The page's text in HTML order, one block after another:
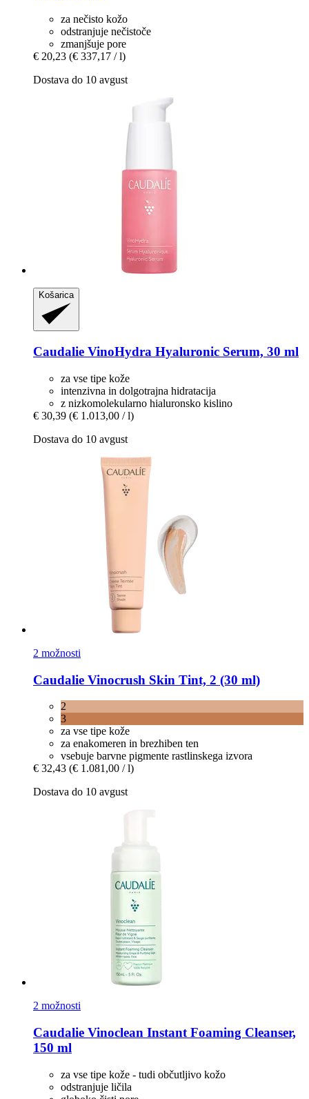
za nečisto kožo
odstranjuje nečistoče
zmanjšuje pore
€ 20,23 (€ 337,17 / l)
Dostava do 10 avgust
Košarica
Caudalie VinoHydra Hyaluronic Serum, 30 ml
za vse tipe kože
intenzivna in dolgotrajna hidratacija
z nizkomolekularno hialuronsko kislino
€ 30,39 (€ 1.013,00 / l)
Dostava do 10 avgust
2 možnosti
Caudalie Vinocrush Skin Tint, 2 (30 ml)
2
3
za vse tipe kože
za enakomeren in brezhiben ten
vsebuje barvne pigmente rastlinskega izvora
€ 32,43 (€ 1.081,00 / l)
Dostava do 10 avgust
2 možnosti
Caudalie Vinoclean Instant Foaming Cleanser,
150 ml
za vse tipe kože - tudi občutljivo kožo
odstranjuje ličila